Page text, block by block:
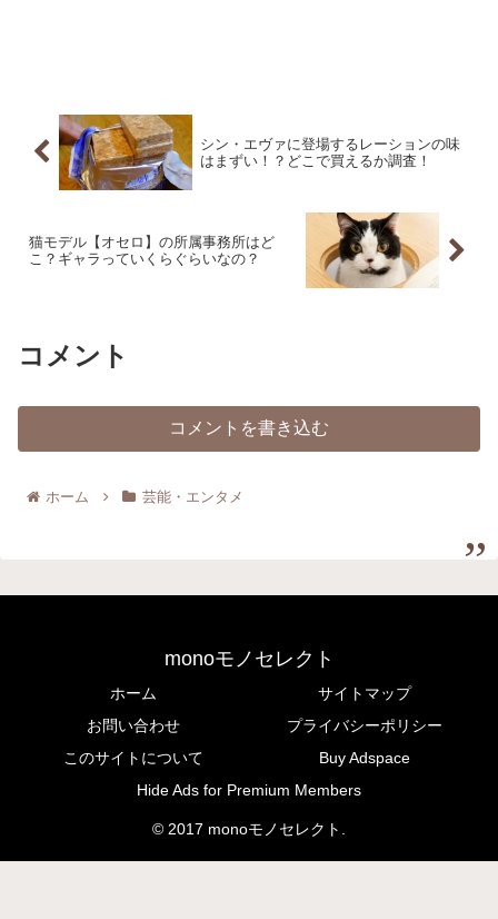
シン・エヴァに登場するレーションの味
はまずい！？どこで買えるか調査！
猫モデル【オセロ】の所属事務所はど
こ？ギャラっていくらぐらいなの？
コメント
コメントを書き込む
ホーム 芸能・エンタメ
monoモノセレクト
ホーム
サイトマップ
お問い合わせ
プライバシーポリシー
このサイトについて
Buy Adspace
Hide Ads for Premium Members
© 2017 monoモノセレクト.